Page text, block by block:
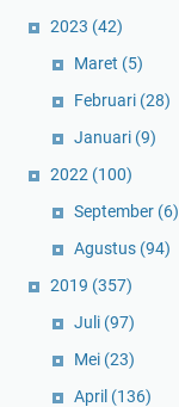
2023 (42)
Maret (5)
Februari (28)
Januari (9)
2022 (100)
September (6)
Agustus (94)
2019 (357)
Juli (97)
Mei (23)
April (136)